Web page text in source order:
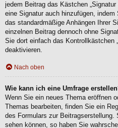
jedem Beitrag das Kästchen
eine Signatur auch hinzufügen,
das standardmäßige Anhängen Ihrer
einzelnen Beitrag dennoch ohne
Sie dort einfach das Kontrollkästchen
deaktivieren.
Nach oben
Wie kann ich eine Umfrage
Wenn Sie ein neues Thema eröffnen
Themas bearbeiten, finden Sie ein
des Formulars zur
sehen können, so haben Sie